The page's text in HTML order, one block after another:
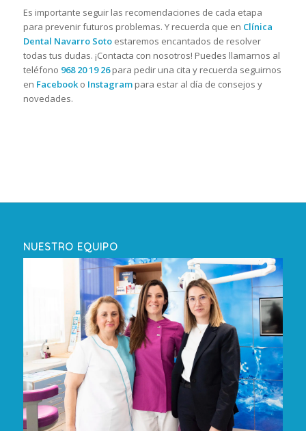
Es importante seguir las recomendaciones de cada etapa
para prevenir futuros problemas. Y recuerda que en Clínica
Dental Navarro Sotoestaremos encantados de resolver
todas tus dudas. ¡Contacta con nosotros! Puedes llamarnos al
teléfono 968 20 19 26para pedir una cita y recuerda seguirnos
en Facebooko Instagrampara estar al día de consejos y
novedades.
NUESTRO EQUIPO